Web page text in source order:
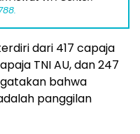
dari 417 capaja
TNI AU, dan 247
bahwa
panggilan